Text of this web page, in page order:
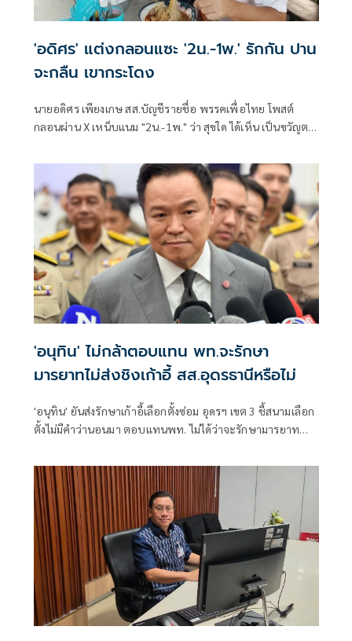
'อดิศร' แต่งกลอนแซะ '2น.-1พ.' รักกัน ปาน
จะกลืน เขากระโดง
นายอดิศร เพียงเกษ สส.บัญชีรายชื่อ พรรคเพื่อไทย โพสต์
กลอนผ่าน X เหน็บแนม "2น.-1พ." ว่า สุขใด ได้เห็น เป็นขวัญตา
'อนุทิน' ไม่กล้าตอบแทน พท.จะรักษา
มารยาทไม่ส่งชิงเก้าอี้ สส.อุดรธานีหรือไม่
'อนุทิน' ยันส่งรักษาเก้าอี้เลือกตั้งซ่อม อุดรฯ เขต 3 ชี้สนามเลือก
ตั้งไม่มีคำว่านอนมา ตอบแทนพท. ไม่ได้ว่าจะรักษามารยาท